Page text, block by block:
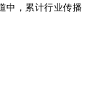
中，累计行业传播